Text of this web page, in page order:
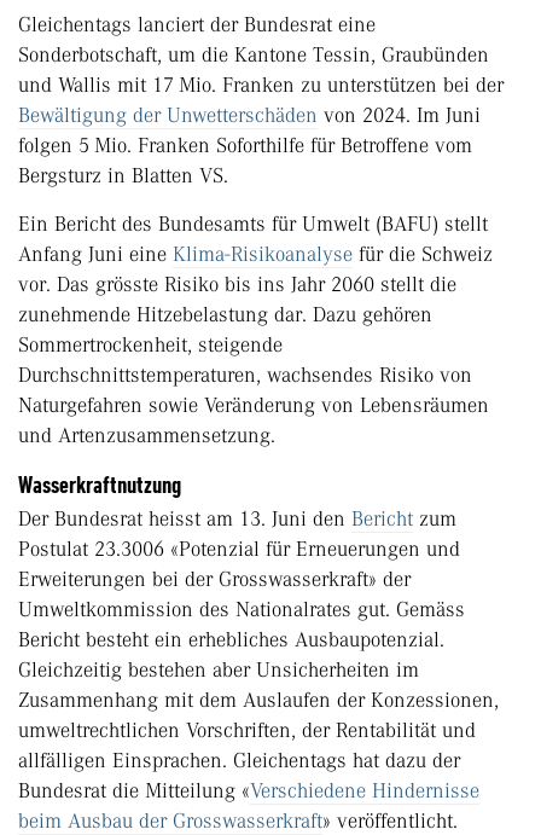
Gleichentags lanciert der Bundesrat eine
Sonderbotschaft, um die Kantone Tessin, Graubünden
und Wallis mit 17 Mio. Franken zu unterstützen bei der
Bewältigung der Unwetterschäden von 2024. Im Juni
folgen 5 Mio. Franken Soforthilfe für Betroffene vom
Bergsturz in Blatten VS.
Ein Bericht des Bundesamts für Umwelt (BAFU) stellt
Anfang Juni eine Klima-Risikoanalyse für die Schweiz
vor. Das grösste Risiko bis ins Jahr 2060 stellt die
zunehmende Hitzebelastung dar. Dazu gehören
Sommertrockenheit, steigende
Durchschnittstemperaturen, wachsendes Risiko von
Naturgefahren sowie Veränderung von Lebensräumen
und Artenzusammensetzung.
Wasserkraftnutzung
Der Bundesrat heisst am 13. Juni den Bericht zum
Postulat 23.3006 «Potenzial für Erneuerungen und
Erweiterungen bei der Grosswasserkraft» der
Umweltkommission des Nationalrates gut. Gemäss
Bericht besteht ein erhebliches Ausbaupotenzial.
Gleichzeitig bestehen aber Unsicherheiten im
Zusammenhang mit dem Auslaufen der Konzessionen,
umweltrechtlichen Vorschriften, der Rentabilität und
allfälligen Einsprachen. Gleichentags hat dazu der
Bundesrat die Mitteilung «Verschiedene Hindernisse
beim Ausbau der Grosswasserkraft» veröffentlicht.